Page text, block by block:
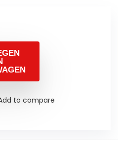
to compare